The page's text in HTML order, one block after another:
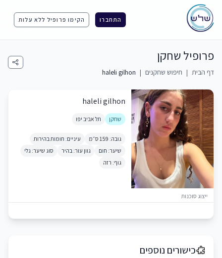
התחברו הקימו פרופיל ללא עלות
פרופיל שחקן
דף הבית | חיפוש שחקנים |
haleli gilhon
ייצוג סוכנות
haleli gilhon
שחקן תל אביב יפו
גובה: 159 ס״מ
עיניים: חומות בהירות
שיער: חום
גוון עור: בהיר
סוג שיער: גלי
גוף: רזה
כישורים נוספים